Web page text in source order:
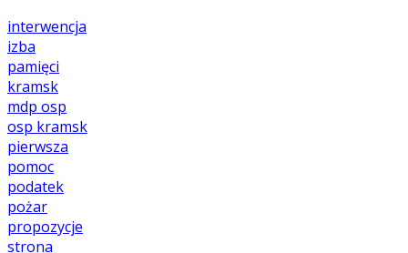
interwencja
izba
pamięci
kramsk
mdp osp
osp kramsk
pierwsza
pomoc
podatek
pożar
propozycje
strona